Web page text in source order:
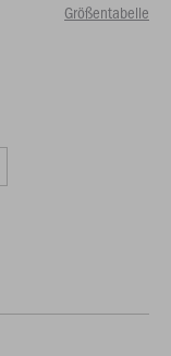
Größentabelle